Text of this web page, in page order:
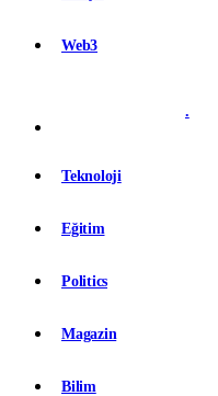
Web3
.
Teknoloji
Eğitim
Politics
Magazin
Bilim